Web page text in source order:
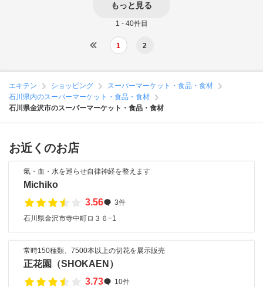
もっと見る
1 - 40件目
1 2
エキテン ショッピング
スーパーマーケット・食品・食材
石川県内のスーパーマーケット・食品・食材
石川県金沢市のスーパーマーケット・食品・食材
お近くのお店
氣・血・水を巡らせ自律神経を整えます
Michiko
3.56
3件
石川県金沢市寺中町ロ３６−1
常時150種類、7500本以上の切花を展示販売
正花園（SHOKAEN）
3.73
10件